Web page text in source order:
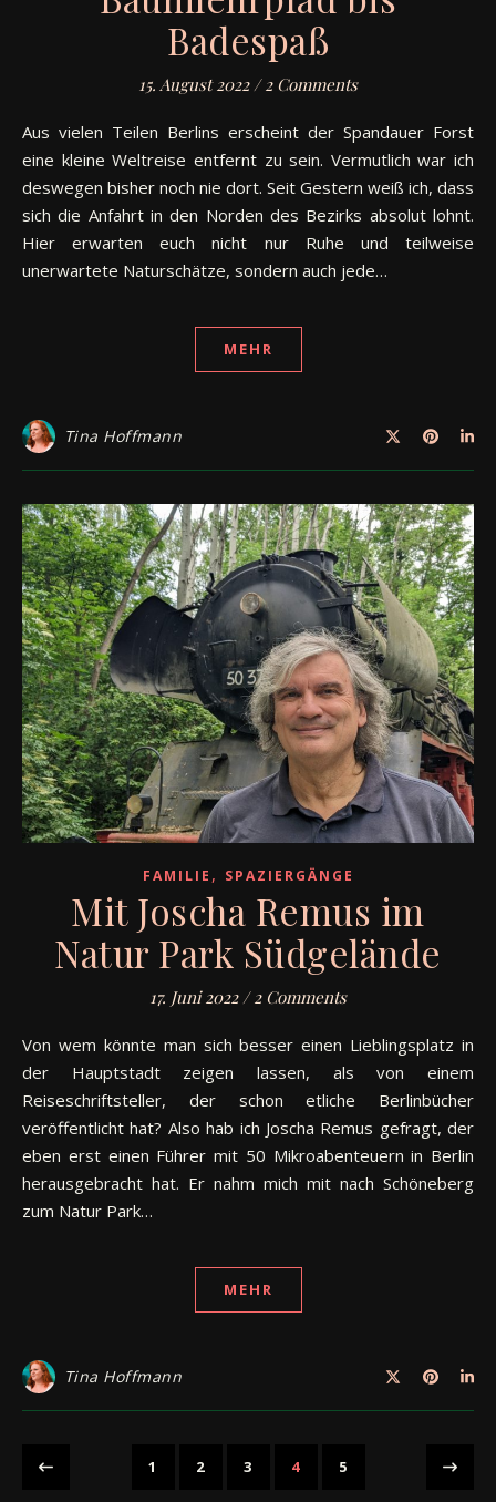
Badespaß
15. August 2022 / 2 Comments
Aus vielen Teilen Berlins erscheint der Spandauer Forst
eine kleine Weltreise entfernt zu sein. Vermutlich war ich
deswegen bisher noch nie dort. Seit Gestern weiß ich, dass
sich die Anfahrt in den Norden des Bezirks absolut lohnt.
Hier erwarten euch nicht nur Ruhe und teilweise
unerwartete Naturschätze, sondern auch jede…
MEHR
Tina Hoffmann
FAMILIE , SPAZIERGÄNGE
Mit Joscha Remus im
Natur Park Südgelände
17. Juni 2022 / 2 Comments
Von wem könnte man sich besser einen Lieblingsplatz in
der Hauptstadt zeigen lassen, als von einem
Reiseschriftsteller, der schon etliche Berlinbücher
veröffentlicht hat? Also hab ich Joscha Remus gefragt, der
eben erst einen Führer mit 50 Mikroabenteuern in Berlin
herausgebracht hat. Er nahm mich mit nach Schöneberg
zum Natur Park…
MEHR
Tina Hoffmann
1 2 3 4 5